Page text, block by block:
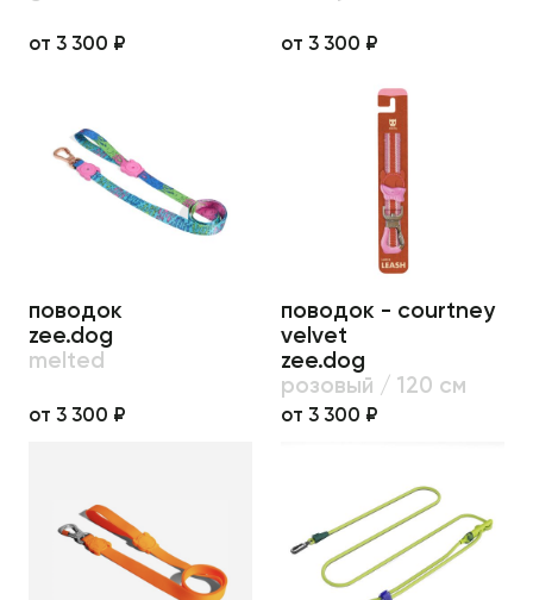
от 3 300 ₽ от 3 300 ₽
поводок
zee.dog
melted
от 3 300 ₽
поводок - courtney
velvet
zee.dog
розовый / 120 см
от 3 300 ₽